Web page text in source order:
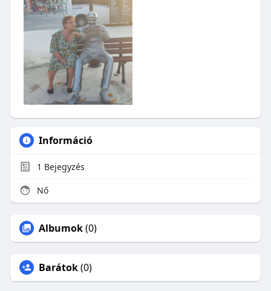
Információ
1 Bejegyzés
Nő
Albumok(0)
Barátok(0)